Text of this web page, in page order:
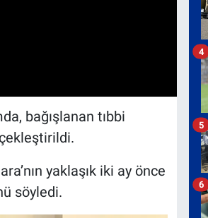
bağışlanan tıbbi
yaklaşık iki ay önce
söyledi.
4
5
6